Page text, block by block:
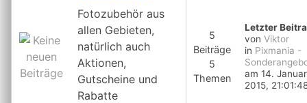
Fotozubehör aus
allen Gebieten,
natürlich auch
Aktionen,
Gutscheine und
Rabatte
5
Beiträge
5
Themen
Letzter
von Viktor
in Pixmania -
am 14. Januar
2015,